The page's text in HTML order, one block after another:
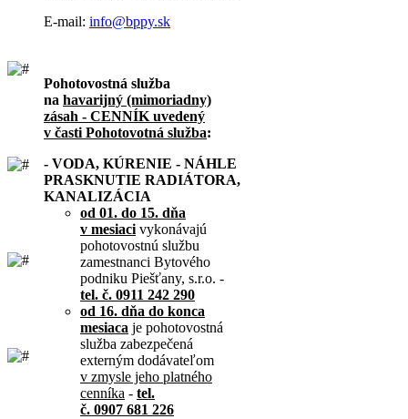
E-mail: info@bppy.sk
Pohotovostná služba
na havarijný (mimoriadny)
zásah - CENNÍK uvedený
v časti Pohotovotná služba:
- VODA, KÚRENIE - NÁHLE
PRASKNUTIE RADIÁTORA,
KANALIZÁCIA
od 01. do 15. dňa
v mesiaci vykonávajú
pohotovostnú službu
zamestnanci Bytového
podniku Piešťany, s.r.o. -
tel. č. 0911 242 290
od 16. dňa do konca
mesiaca je pohotovostná
služba zabezpečená
externým dodávateľom
v zmysle jeho platného
cenníka - tel.
č. 0907 681 226